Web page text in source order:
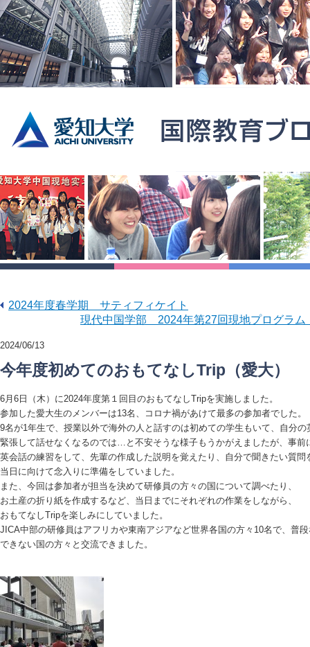
2024年度春学期 サティフィケイト
現代中国学部 2024年第27回現地プログラム
2024/06/13
今年度初めてのおもてなしTrip（愛大）
6月6日（木）に2024年度第１回目のおもてなしTripを実施しました。
参加した愛大生のメンバーは13名、コロナ禍があけて最多の参加者でした。
9名が1年生で、授業以外で海外の人と話すのは初めての学生もいて、自分
緊張して話せなくなるのでは…と不安そうな様子もうかがえましたが、事前
英会話の練習をして、先輩の作成した説明を覚えたり、自分で聞きたい質問
当日に向けて念入りに準備をしていました。
また、今回は参加者が担当を決めて研修員の方々の国について調べたり、
お土産の折り紙を作成するなど、当日までにそれぞれの作業をしながら、
おもてなしTripを楽しみにしていました。
JICA中部の研修員はアフリカや東南アジアなど世界各国の方々10名で、普
できない国の方々と交流できました。